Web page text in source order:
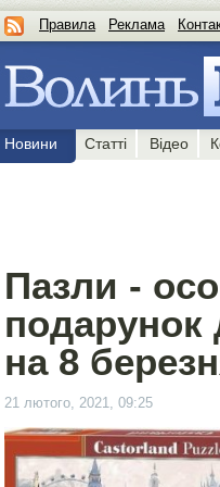
Правила Реклама
Новини Статті Відео
Пазли -
подарунок
на 8
21 лютого, 2021, 09:25